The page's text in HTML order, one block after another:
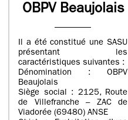
OBPV Beaujolais
Il a été constitué une SASU
présentant les
caractéristiques suivantes :
Dénomination : OBPV
Beaujolais
Siège social : 2125, Route
de Villefranche – ZAC de
Viadorée (69480) ANSE